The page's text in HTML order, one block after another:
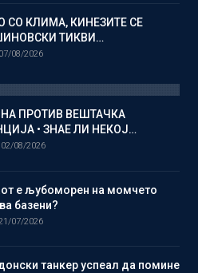
СО КЛИМА, КИНЕЗИТЕ СЕ
ТИКВИ…
07/08/2026
ПРОТИВ ВЕШТАЧКА
• ЗНАЕ ЛИ НЕКОЈ…
02/08/2026
е љубоморен на момчето
базени?
07/2026
танкер успеал да помине